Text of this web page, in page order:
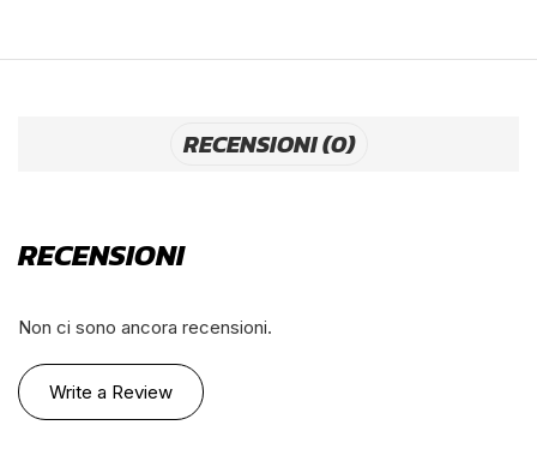
RECENSIONI (0)
RECENSIONI
Non ci sono ancora recensioni.
Write a Review